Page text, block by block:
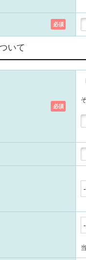
必須
いて
必須